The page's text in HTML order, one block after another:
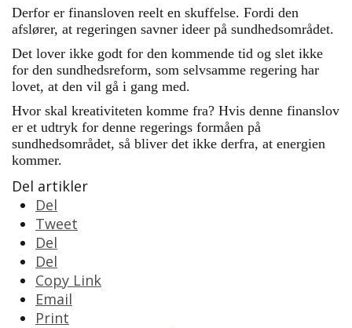
Derfor er finansloven reelt en skuffelse. Fordi den
afslører, at regeringen savner ideer på sundhedsområdet.
Det lover ikke godt for den kommende tid og slet ikke
for den sundhedsreform, som selvsamme regering har
lovet, at den vil gå i gang med.
Hvor skal kreativiteten komme fra? Hvis denne finanslov
er et udtryk for denne regerings formåen på
sundhedsområdet, så bliver det ikke derfra, at energien
kommer.
Del artikler
Del
Tweet
Del
Del
Copy Link
Email
Print